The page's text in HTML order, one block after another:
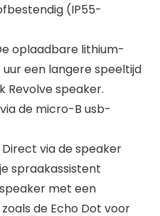
(IP55-
oplaadbare lithium-
een langere speeltijd
Revolve speaker.
de micro-B usb-
via de speaker
spraakassistent
met een
de Echo Dot voor